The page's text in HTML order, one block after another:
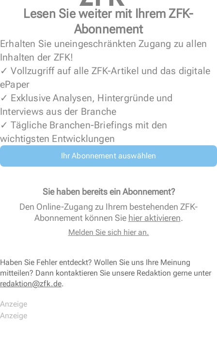
Lesen Sie weiter mit Ihrem ZFK-
Abonnement
Erhalten Sie uneingeschränkten Zugang zu allen
Inhalten der ZFK!
✓ Vollzugriff auf alle ZFK-Artikel und das digitale
ePaper
✓ Exklusive Analysen, Hintergründe und
Interviews aus der Branche
✓ Tägliche Branchen-Briefings mit den
wichtigsten Entwicklungen
Ihr Abonnement auswählen
Sie haben bereits ein Abonnement?
Den Online-Zugang zu Ihrem bestehenden ZFK-
Abonnement können Sie hier aktivieren.
Melden Sie sich hier an.
Haben Sie Fehler entdeckt? Wollen Sie uns Ihre Meinung
mitteilen? Dann kontaktieren Sie unsere Redaktion gerne unter
redaktion@zfk.de.